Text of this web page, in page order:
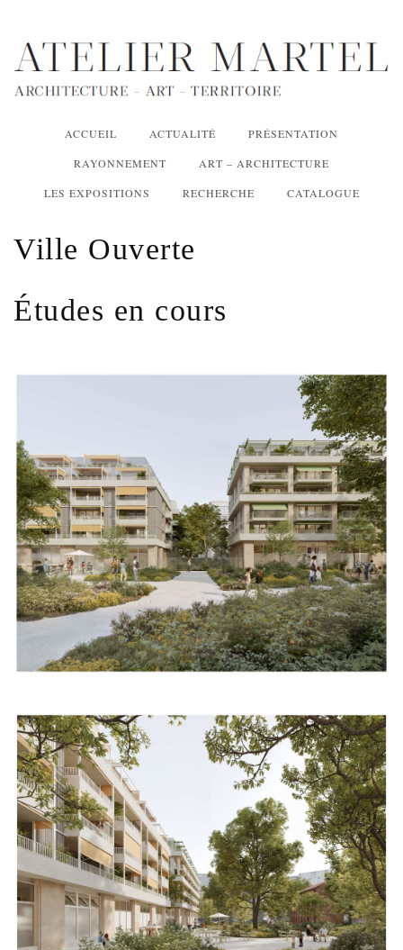
ACCUEIL ACTUALITÉ PRÉSENTATION
RAYONNEMENT ART – ARCHITECTURE
LES EXPOSITIONS RECHERCHE CATALOGUE
Ville Ouverte
Études en cours